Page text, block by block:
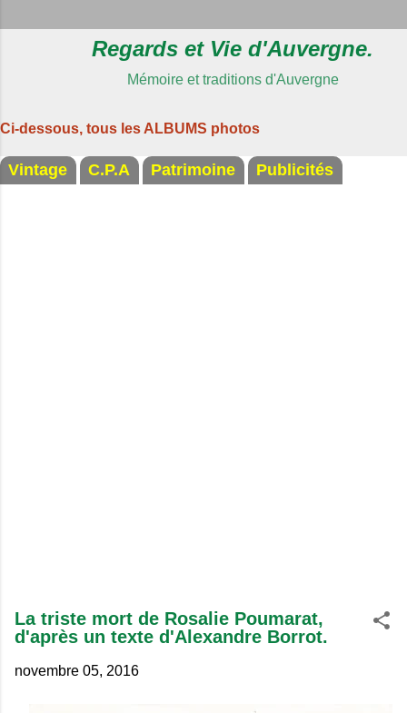
Regards et Vie d'Auvergne.
Mémoire et traditions d'Auvergne
Ci-dessous, tous les ALBUMS photos
Vintage C.P.A Patrimoine Publicités
La triste mort de Rosalie Poumarat,
d'après un texte d'Alexandre Borrot.
novembre 05, 2016